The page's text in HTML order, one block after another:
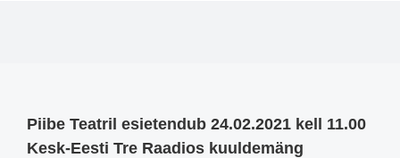
Piibe Teatril esietendub 24.02.2021 kell 11.00
Kesk-Eesti Tre Raadios kuuldemäng